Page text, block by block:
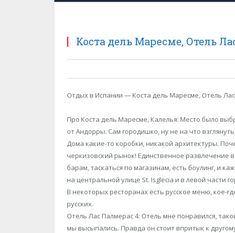
Коста дель Маресме, Отель
Отдых в Испании — Коста дель Маресме, Отель
Про Коста дель Маресме, Калелья: Место было
от Андорры. Сам городишко, ну не на что
Дома какие-то коробки, никакой архитектуры.
черкизовский рынок! Единственное
барам, таскаться по магазинам, есть боулинг, и
на центральной улице St. Isglecia и в левой части
В некоторых ресторанах есть русское меню, кое-
русских.
Отель Лас Палмерас 4: Отель мне понравился,
мы высыпались. Правда он стоит впритык к